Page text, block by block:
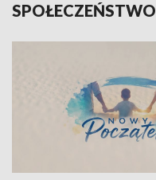
SPOŁECZEŃSTWO